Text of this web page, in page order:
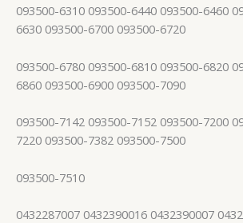
093500-6310 093500-6440 093500-6460
6630 093500-6700 093500-6720
093500-6780 093500-6810 093500-6820
6860 093500-6900 093500-7090
093500-7142 093500-7152 093500-7200
7220 093500-7382 093500-7500
093500-7510
0432287007 0432390016 0432390007